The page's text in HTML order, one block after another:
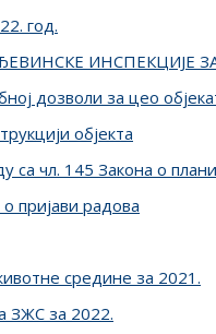
год.
ИНСПЕКЦИЈЕ
дозволи за цео
објекта
са чл. 145 Закона о
пријави радова
средине за 2021.
ЗЖС за 2022.